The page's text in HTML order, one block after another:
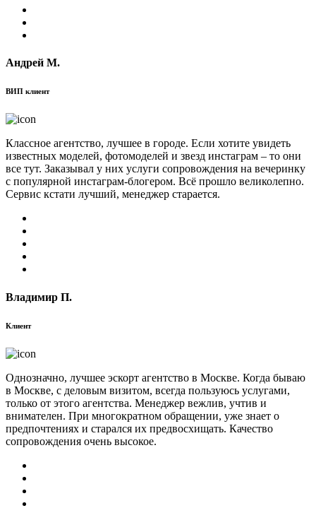
Андрей М.
ВИП клиент
Классное агентство, лучшее в городе. Если хотите увидеть
известных моделей, фотомоделей и звезд инстаграм – то они
все тут. Заказывал у них услуги сопровождения на вечеринку
с популярной инстаграм-блогером. Всё прошло великолепно.
Сервис кстати лучший, менеджер старается.
Владимир П.
Клиент
Однозначно, лучшее эскорт агентство в Москве. Когда бываю
в Москве, с деловым визитом, всегда пользуюсь услугами,
только от этого агентства. Менеджер вежлив, учтив и
внимателен. При многократном обращении, уже знает о
предпочтениях и старался их предвосхищать. Качество
сопровождения очень высокое.